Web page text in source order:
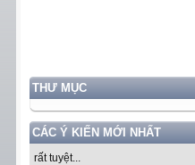
THƯ MỤC
CÁC Ý KIẾN MỚI NHẤT
rất tuyệt...